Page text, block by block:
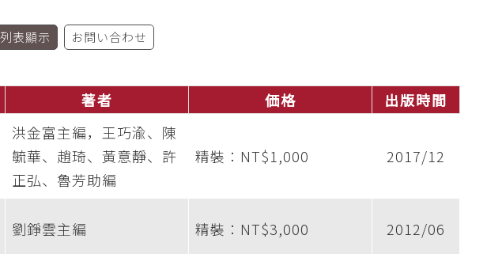
列表顯示 お問い合わせ
著者 価格 出版時間
洪金富主編，王巧渝、陳
毓華、趙琦、黃意靜、許
正弘、魯芳助編
精裝：NT$1,000 2017/12
劉錚雲主編 精裝：NT$3,000 2012/06